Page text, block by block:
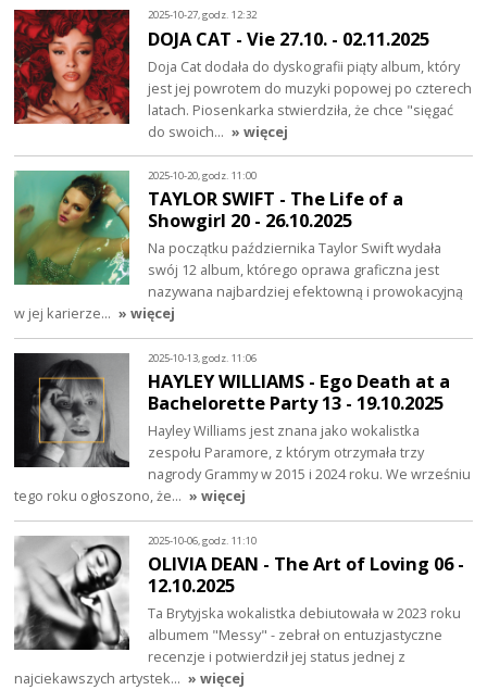
2025-10-27, godz. 12:32
DOJA CAT - Vie 27.10. - 02.11.2025
Doja Cat dodała do dyskografii piąty album, który
jest jej powrotem do muzyki popowej po czterech
latach. Piosenkarka stwierdziła, że chce "sięgać
do swoich… » więcej
2025-10-20, godz. 11:00
TAYLOR SWIFT - The Life of a
Showgirl 20 - 26.10.2025
Na początku października Taylor Swift wydała
swój 12 album, którego oprawa graficzna jest
nazywana najbardziej efektowną i prowokacyjną
w jej karierze… » więcej
2025-10-13, godz. 11:06
HAYLEY WILLIAMS - Ego Death at a
Bachelorette Party 13 - 19.10.2025
Hayley Williams jest znana jako wokalistka
zespołu Paramore, z którym otrzymała trzy
nagrody Grammy w 2015 i 2024 roku. We wrześniu
tego roku ogłoszono, że… » więcej
2025-10-06, godz. 11:10
OLIVIA DEAN - The Art of Loving 06 -
12.10.2025
Ta Brytyjska wokalistka debiutowała w 2023 roku
albumem "Messy" - zebrał on entuzjastyczne
recenzje i potwierdził jej status jednej z
najciekawszych artystek… » więcej